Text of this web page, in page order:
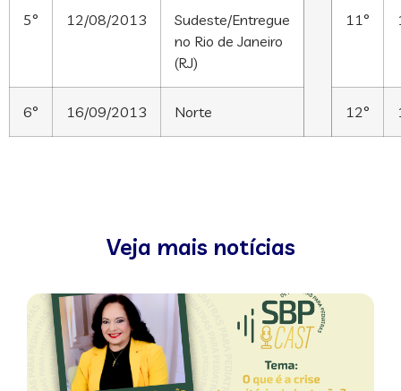
5° 12/08/2013
Sudeste/Entregue
no Rio de Janeiro
(RJ)
11°
6° 16/09/2013 Norte 12°
Veja mais notícias